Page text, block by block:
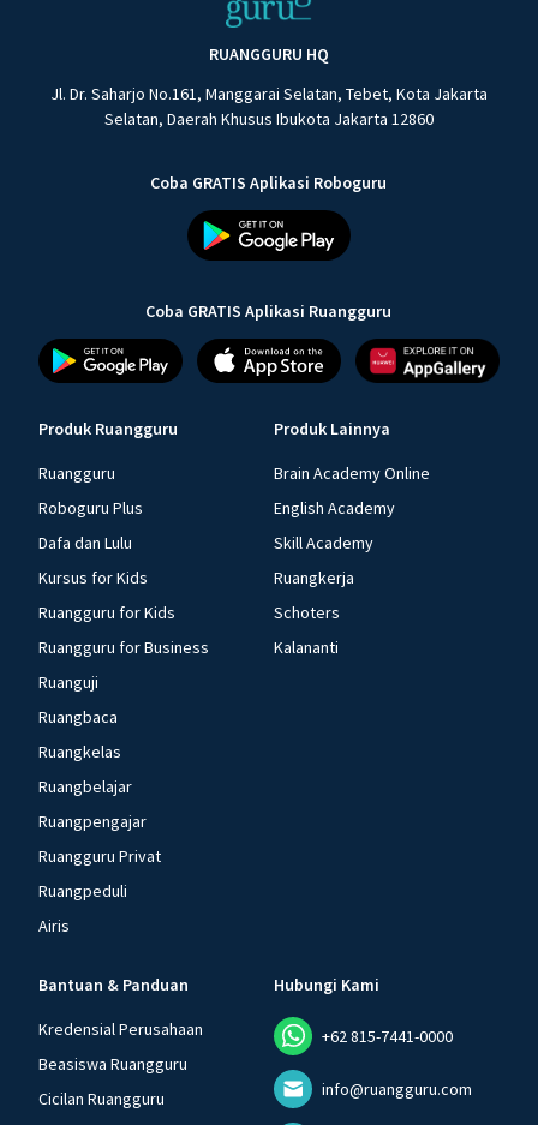
RUANGGURU HQ
Jl. Dr. Saharjo No.161, Manggarai Selatan, Tebet, Kota Jakarta
Selatan, Daerah Khusus Ibukota Jakarta 12860
Coba GRATIS Aplikasi Roboguru
Coba GRATIS Aplikasi Ruangguru
Produk Ruangguru
Ruangguru
Roboguru Plus
Dafa dan Lulu
Kursus for Kids
Ruangguru for Kids
Ruangguru for Business
Ruanguji
Ruangbaca
Ruangkelas
Ruangbelajar
Ruangpengajar
Ruangguru Privat
Ruangpeduli
Airis
Produk Lainnya
Brain Academy Online
English Academy
Skill Academy
Ruangkerja
Schoters
Kalananti
Bantuan & Panduan
Kredensial Perusahaan
Beasiswa Ruangguru
Cicilan Ruangguru
Hubungi Kami
+62 815-7441-0000
info@ruangguru.com